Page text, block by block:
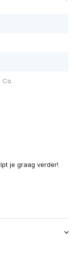
Co.
je graag verder!